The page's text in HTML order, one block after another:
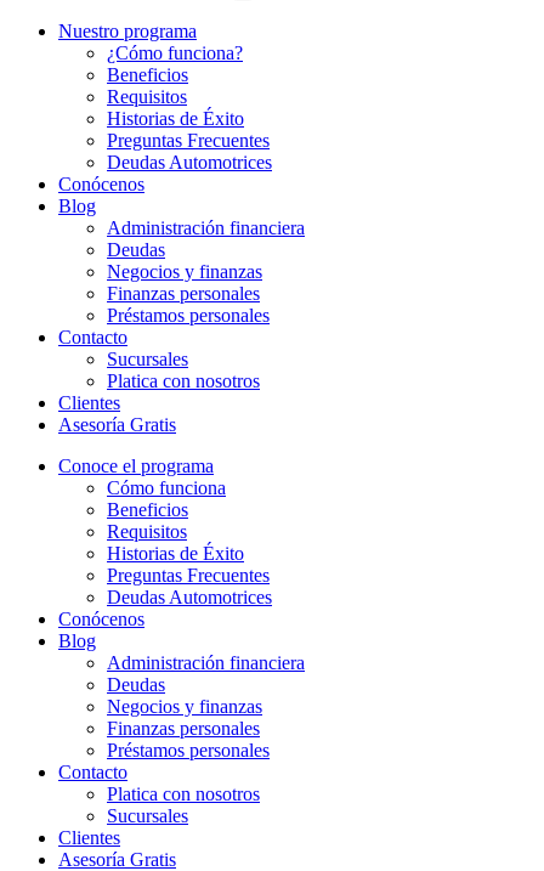
Nuestro programa
¿Cómo funciona?
Beneficios
Requisitos
Historias de Éxito
Preguntas Frecuentes
Deudas Automotrices
Conócenos
Blog
Administración financiera
Deudas
Negocios y finanzas
Finanzas personales
Préstamos personales
Contacto
Sucursales
Platica con nosotros
Clientes
Asesoría Gratis
Conoce el programa
Cómo funciona
Beneficios
Requisitos
Historias de Éxito
Preguntas Frecuentes
Deudas Automotrices
Conócenos
Blog
Administración financiera
Deudas
Negocios y finanzas
Finanzas personales
Préstamos personales
Contacto
Platica con nosotros
Sucursales
Clientes
Asesoría Gratis